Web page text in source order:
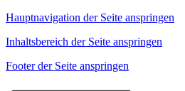
Hauptnavigation der Seite anspringen
Inhaltsbereich der Seite anspringen
Footer der Seite anspringen